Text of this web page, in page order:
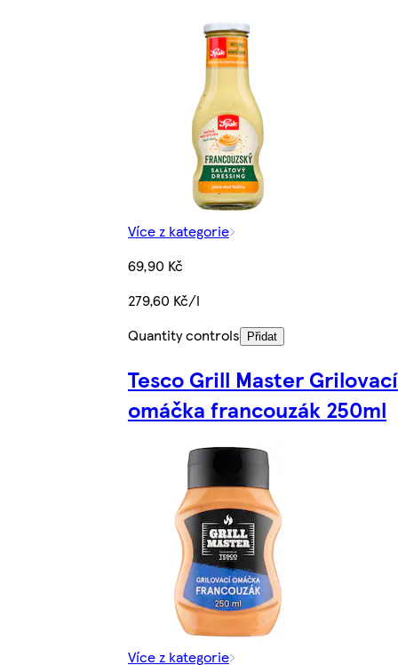
Více z kategorie
69,90 Kč
279,60 Kč/l
Quantity controls
Přidat
Tesco Grill Master Grilovací
omáčka francouzák 250ml
Více z kategorie